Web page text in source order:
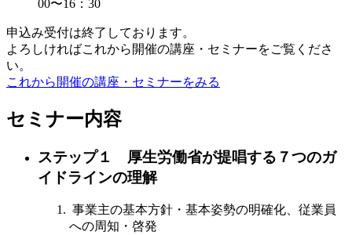
00〜16：30
申込み受付は終了しております。
よろしければこれから開催の講座・セミナーをご覧くださ
い。
これから開催の講座・セミナーをみる
セミナー内容
ステップ１ 厚生労働省が提唱する７つのガ
イドラインの理解
事業主の基本方針・基本姿勢の明確化、従業員
への周知・啓発